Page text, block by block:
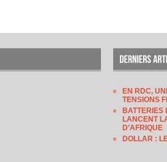
EN RDC,
TENSIONS
BATTERIES
LANCENT
D’AFRIQUE
DOLLAR :